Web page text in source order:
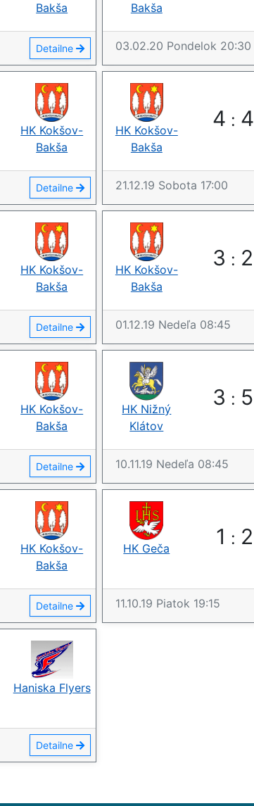
Bakša
Detailne
Bakša
03.02.20 Pondelok 20:30
HK Kokšov-
Bakša
Detailne
4 : 4
HK Kokšov-
Bakša
21.12.19 Sobota 17:00
HK Kokšov-
Bakša
Detailne
3 : 2
HK Kokšov-
Bakša
01.12.19 Nedeľa 08:45
HK Kokšov-
Bakša
Detailne
3 : 5
HK Nižný
Klátov
10.11.19 Nedeľa 08:45
HK Kokšov-
Bakša
Detailne
1 : 2
HK Geča
11.10.19 Piatok 19:15
Haniska Flyers
Detailne